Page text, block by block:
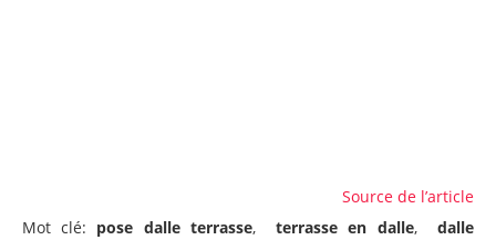
Source de l’article
Mot clé: pose dalle terrasse,terrasse en dalle,dalle